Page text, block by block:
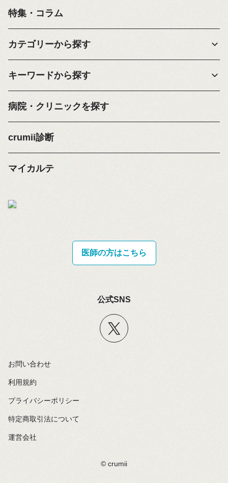
特集・コラム
カテゴリーから探す
キーワードから探す
病院・クリニックを探す
crumii診断
マイカルテ
医師の方はこちら
公式SNS
お問い合わせ
利用規約
プライバシーポリシー
特定商取引法について
運営会社
©️ crumii